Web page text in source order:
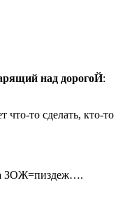
над дорогоЙ:
что-то сделать, кто-то
ЗОЖ=пиздеж….